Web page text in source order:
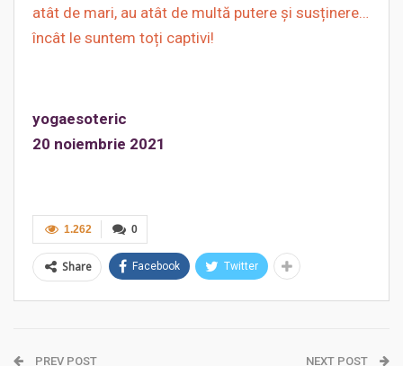
atât de mari, au atât de multă putere și susținere…
încât le suntem toți captivi!
yogaesoteric
20 noiembrie 2021
0
1.262
Share Facebook Twitter
PREV POST NEXT POST